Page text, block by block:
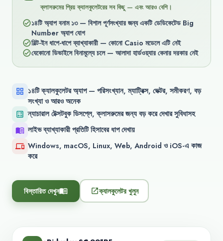
ক্লাসরুমের প্রিয় ক্যালকুলেটরের সব কিছু — এবং আরও বেশি।
check_circle১৪টি অ্যাপ বনাম ১৩ — বিশাল পূর্ণসংখ্যার জন্য একটি ডেডিকেটেড Big
Number অ্যাপ যোগ
check_circleবিল্ট-ইন ধাপে-ধাপে ব্যাখ্যাকারী — কোনো Casio মডেলে এটি নেই
check_circleযেকোনো ডিভাইসে বিনামূল্যে চলে — আলাদা হার্ডওয়্যার কেনার দরকার নেই
grid_view ১৪টি ক্যালকুলেটর অ্যাপ — পরিসংখ্যান, ম্যাট্রিক্স, ভেক্টর, সমীকরণ, বড়
সংখ্যা ও আরও অনেক
calculate ন্যাচারাল টেক্সটবুক ডিসপ্লে, ক্লাসরুমের জন্য বড় করে দেখার সুবিধাসহ
menu_book লাইভ ব্যাখ্যাকারী প্রতিটি হিসাবের ধাপ দেখায়
devices Windows, macOS, Linux, Web, Android ও iOS-এ কাজ
করে
বিস্তারিত দেখুনmenu_book open_in_newক্যালকুলেটর খুলুন